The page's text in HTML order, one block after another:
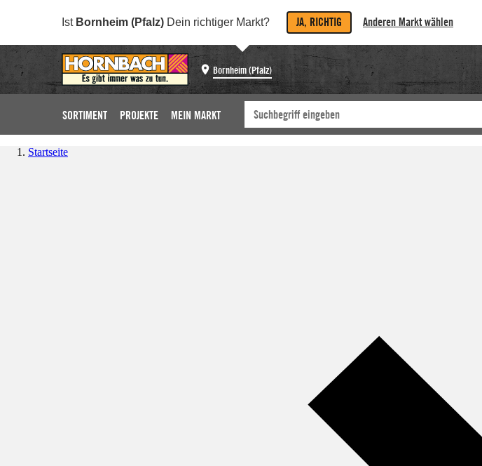
Ist Bornheim (Pfalz) Dein richtiger Markt? JA, RICHTIG Anderen Markt wählen
Bornheim (Pfalz)
SORTIMENT PROJEKTE MEIN MARKT
Startseite